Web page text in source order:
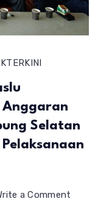
TERKINI
Anggaran
Selatan
a Comment